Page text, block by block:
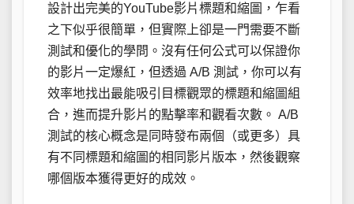
設計出完美的YouTube影片標題和縮圖，乍看
之下似乎很簡單，但實際上卻是一門需要不斷
測試和優化的學問。沒有任何公式可以保證你
的影片一定爆紅，但透過 A/B 測試，你可以有
效率地找出最能吸引目標觀眾的標題和縮圖組
合，進而提升影片的點擊率和觀看次數。 A/B
測試的核心概念是同時發布兩個（或更多）具
有不同標題和縮圖的相同影片版本，然後觀察
哪個版本獲得更好的成效。